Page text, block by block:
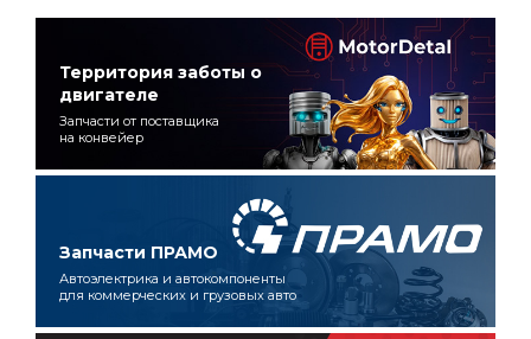
Территория заботы о
двигателе
Запчасти от поставщика
на конвейер
Запчасти ПРАМО
Автоэлектрика и автокомпоненты
для коммерческих и грузовых авто